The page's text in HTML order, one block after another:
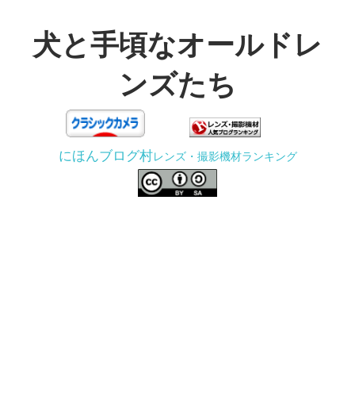
テ犬と手頃なオールドレ
ンズたち
にほんブログ村レンズ・撮影機材ランキング